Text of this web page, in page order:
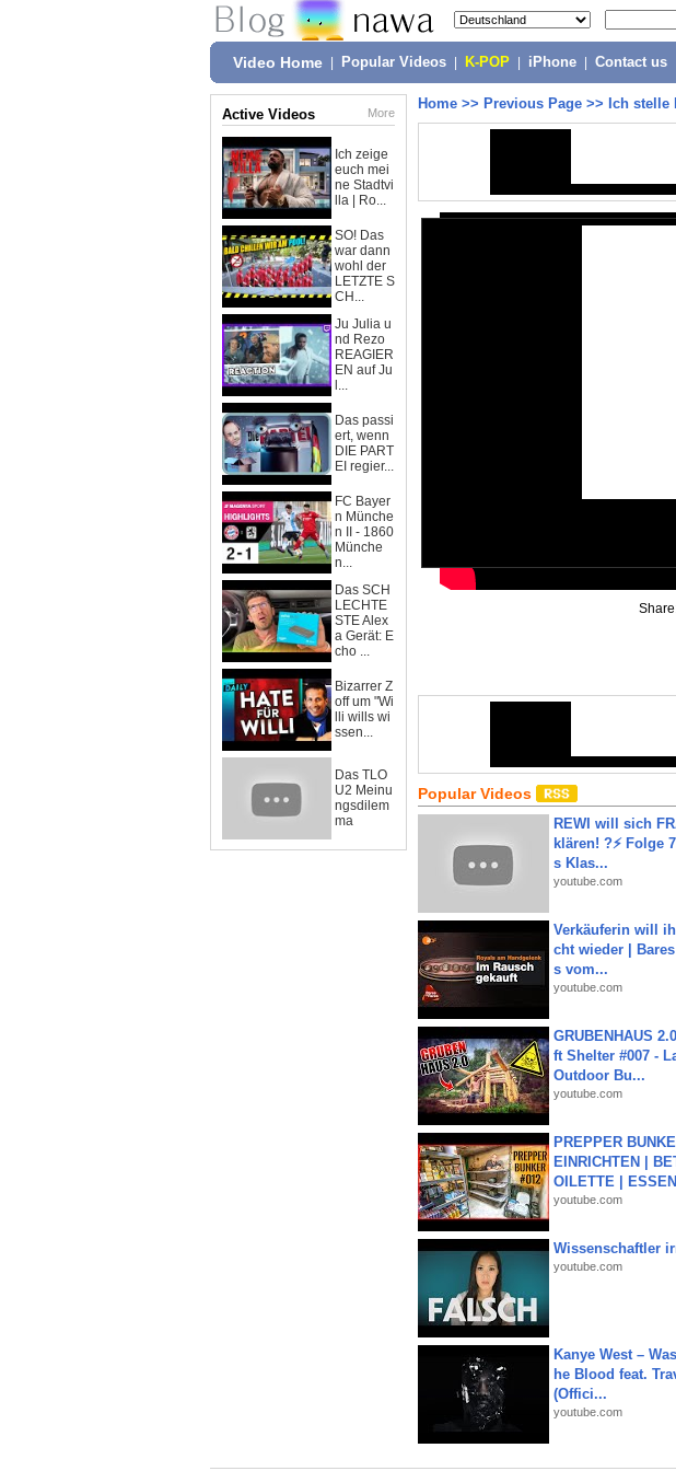
Video Home Popular Videos K-POP iPhone Contact us
Active Videos More
Ich zeige
euch mei
ne Stadtvi
lla | Ro...
SO! Das
war dann
wohl der
LETZTE S
CH...
Ju Julia u
nd Rezo
REAGIER
EN auf Ju
l...
Das passi
ert, wenn
DIE PART
EI regier...
FC Bayer
n Münche
n II - 1860
Münche
n...
Das SCH
LECHTE
STE Alex
a Gerät: E
cho ...
Bizarrer Z
off um "Wi
lli wills wi
ssen...
Das TLO
U2 Meinu
ngsdilem
ma
Home >> Previous Page >> Ich
Popular Videos
REWI will sich
klären! ?⚡️ Folge
s Klas...
youtube.com
Verkäuferin will
cht wieder |
s vom...
youtube.com
GRUBENHAUS
ft Shelter #007 -
Outdoor Bu...
youtube.com
PREPPER
EINRICHTEN |
OILETTE |
youtube.com
Wissenschaftler
youtube.com
Kanye West –
he Blood feat.
(Offici...
youtube.com